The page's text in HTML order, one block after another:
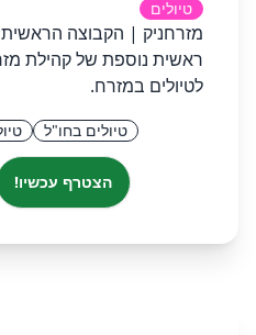
טיולים
ראשית נוספת של קהילת
לטיולים במזרח.
טיולים בחו"ל
הצטרף עכשיו!